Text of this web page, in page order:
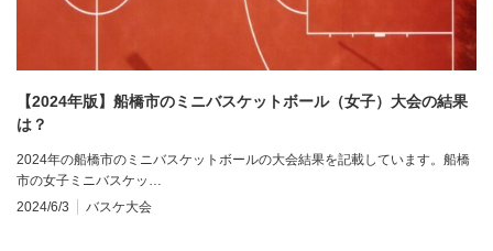
【2024年版】船橋市のミニバスケットボール（女子）大会の結果
は？
2024年の船橋市のミニバスケットボールの大会結果を記載しています。船橋
市の女子ミニバスケッ…
2024/6/3
バスケ大会